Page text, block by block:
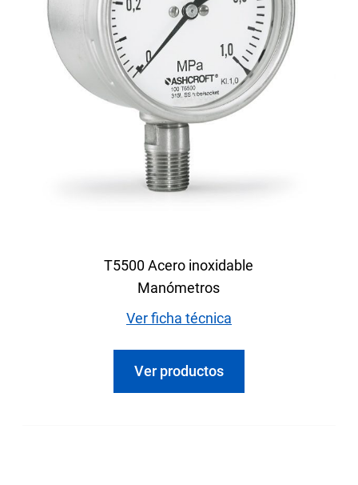
T5500 Acero inoxidable
Manómetros
Ver ficha técnica
Ver productos